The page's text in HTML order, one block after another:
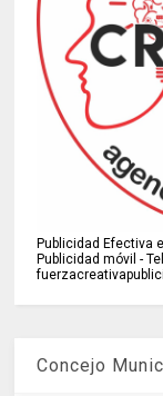
Publicidad Efectiva
Publicidad móvil -
Concejo